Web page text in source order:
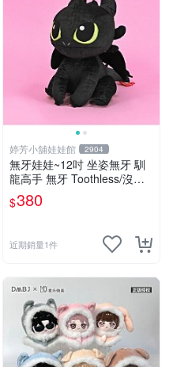
婷芳小舖娃娃館 2904
無牙娃娃~12吋 坐姿無牙 馴
龍高手 無牙 Toothless/沒牙
仔 黑色夜煞公仔-全省配送
$380
近期銷量1件